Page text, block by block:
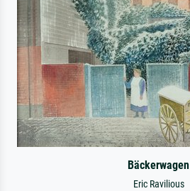
Bäckerwagen
Eric Ravilious